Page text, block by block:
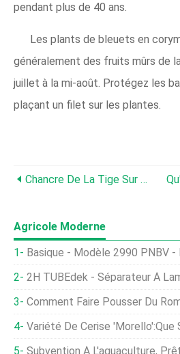
pendant plus de 40 ans.
Les plants de bleuets en
généralement des fruits mûrs de
juillet à la mi-août. Protégez les
plaçant un filet sur les plantes.
Chancre De La Tige Sur Les Buissons De Myrtille - Conseils Pour Traiter Le Chancre De La Tige De Myrtille Qu'est-
Agricole Moderne
Basique - Modèle 2990 PNBV -
2H TUBEdek - Séparateur À
Comment Faire Pousser Du
Variété De Cerise 'Morello':Que Sont
Subvention À L'aquaculture, Prêter,